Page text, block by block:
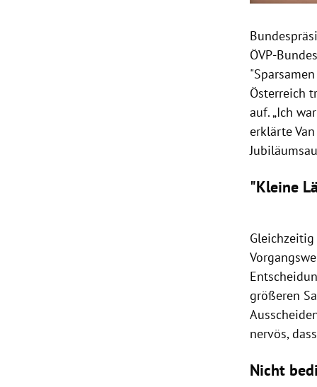
ÖVP-
Österreich
auf. „Ich
erklärte
"Kleine
größeren
nervös,
Nicht